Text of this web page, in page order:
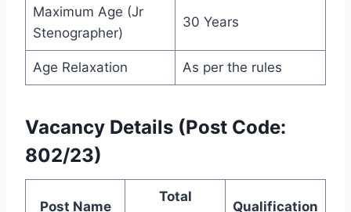
Maximum Age (Jr
Stenographer)
30 Years
Age Relaxation As per the rules
Vacancy Details (Post Code:
802/23)
Post Name
Total
Qualification